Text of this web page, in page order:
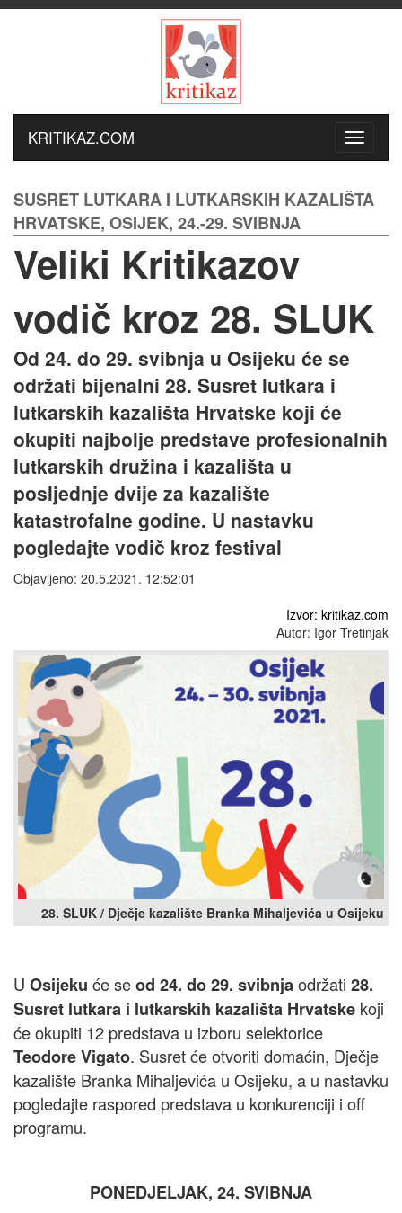
KRITIKAZ.COM
SUSRET LUTKARA I LUTKARSKIH KAZALIŠTA
HRVATSKE, OSIJEK, 24.-29. SVIBNJA
Veliki Kritikazov
vodič kroz 28. SLUK
Od 24. do 29. svibnja u Osijeku će se
održati bijenalni 28. Susret lutkara i
lutkarskih kazališta Hrvatske koji će
okupiti najbolje predstave profesionalnih
lutkarskih družina i kazališta u
posljednje dvije za kazalište
katastrofalne godine. U nastavku
pogledajte vodič kroz festival
Objavljeno: 20.5.2021. 12:52:01
Izvor: kritikaz.com
Autor: Igor Tretinjak
28. SLUK / Dječje kazalište Branka Mihaljevića u Osijeku
U Osijeku će seod 24. do 29. svibnjaodržati 28.
Susret lutkara i lutkarskih kazališta Hrvatske koji
će okupiti 12 predstava u izboru selektorice
Teodore Vigato. Susret će otvoriti domaćin, Dječje
kazalište Branka Mihaljevića u Osijeku, a u nastavku
pogledajte raspored predstava u konkurenciji i off
programu.
PONEDJELJAK, 24. SVIBNJA